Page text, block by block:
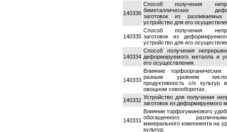
140336
Способ получения
биметаллических
заготовок из
устройство для его
140335
Способ получения
заготовок из
устройство для его
140334
Способ получения
деформируемого металла и
его осуществления.
140333
Влияние
разным уровнем
продуктивность с/х
овощном севооборотах.
140332 Устройство для получения
заготовок из деформируемого
140331
Влияние торфогуминового
обогащенного
минерального компонента на
культур.